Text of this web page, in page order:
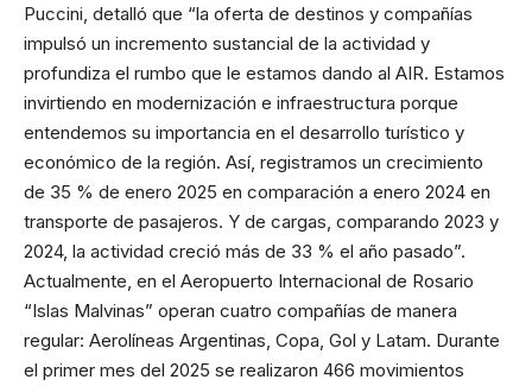
Puccini, detalló que “la oferta de destinos y compañías
impulsó un incremento sustancial de la actividad y
profundiza el rumbo que le estamos dando al AIR. Estamos
invirtiendo en modernización e infraestructura porque
entendemos su importancia en el desarrollo turístico y
económico de la región. Así, registramos un crecimiento
de 35 % de enero 2025 en comparación a enero 2024 en
transporte de pasajeros. Y de cargas, comparando 2023 y
2024, la actividad creció más de 33 % el año pasado”.
Actualmente, en el Aeropuerto Internacional de Rosario
“Islas Malvinas” operan cuatro compañías de manera
regular: Aerolíneas Argentinas, Copa, Gol y Latam. Durante
el primer mes del 2025 se realizaron 466 movimientos